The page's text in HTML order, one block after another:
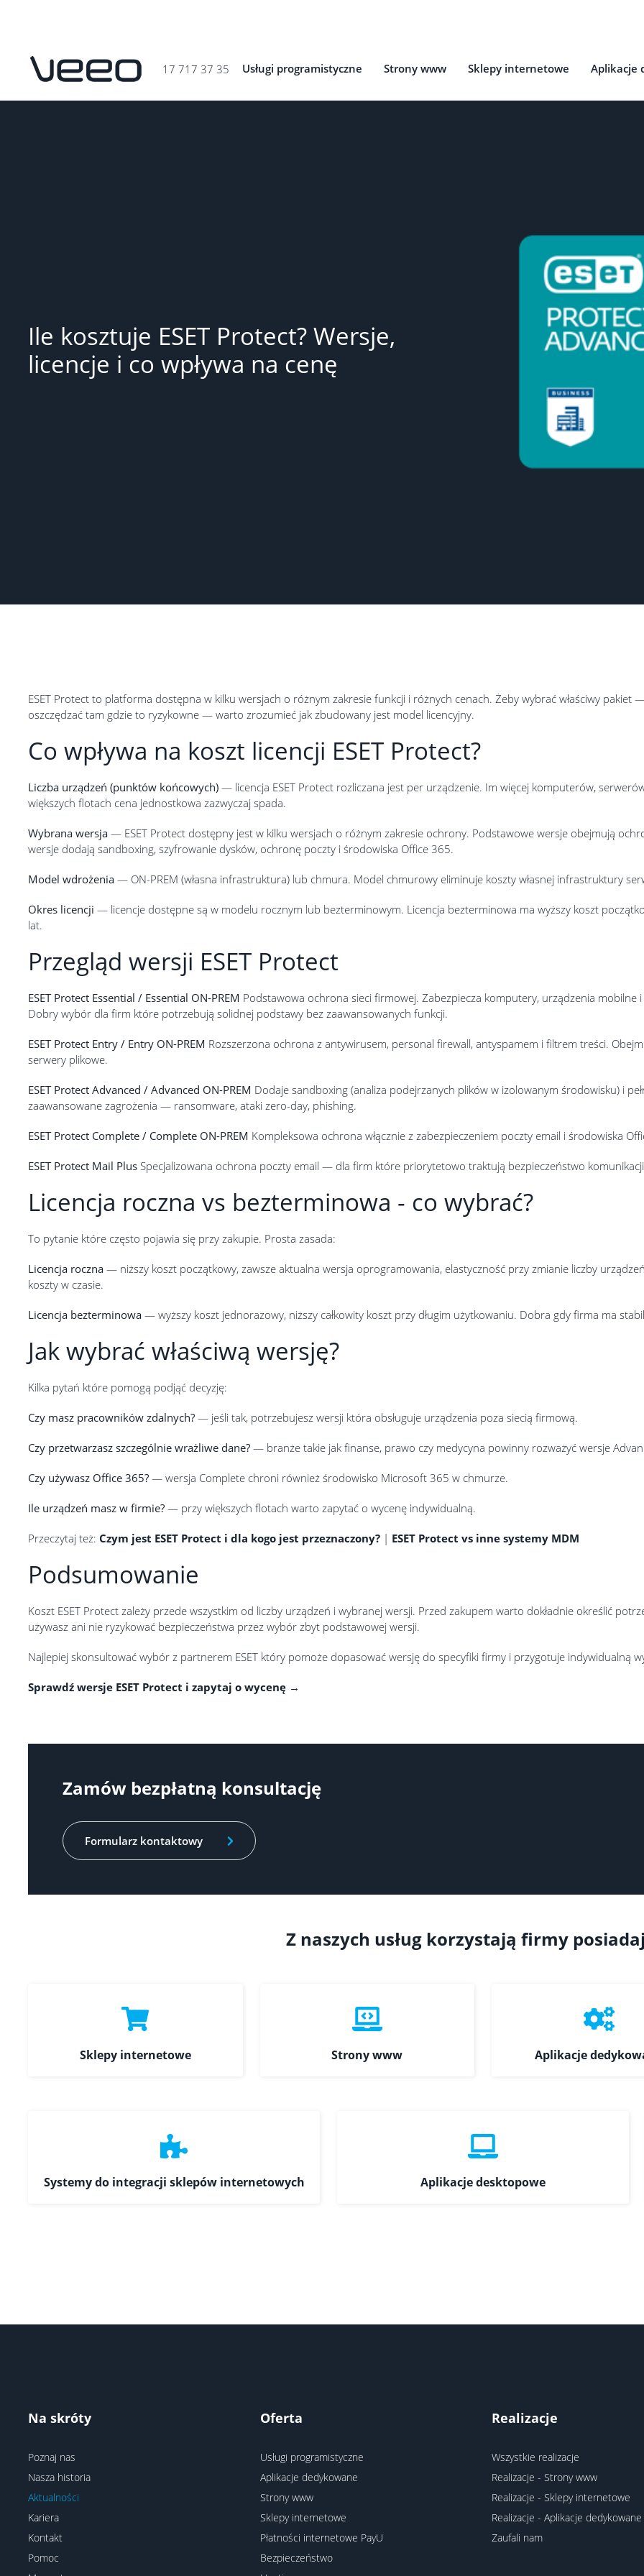
17 717 37 35 Usługi programistyczne Strony www Sklepy internetowe Aplikacje
Ile kosztuje ESET Protect? Wersje,
licencje i co wpływa na cenę
ESET Protect to platforma dostępna w kilku wersjach o różnym zakresie funkcji i różnych cenach. Żeby wybrać właściwy
oszczędzać tam gdzie to ryzykowne — warto zrozumieć jak zbudowany jest model licencyjny.
Co wpływa na koszt licencji ESET Protect?
Liczba urządzeń (punktów końcowych) — licencja ESET Protect rozliczana jest per urządzenie. Im więcej komputerów,
większych flotach cena jednostkowa zazwyczaj spada.
Wybrana wersja — ESET Protect dostępny jest w kilku wersjach o różnym zakresie ochrony. Podstawowe wersje obejmują
wersje dodają sandboxing, szyfrowanie dysków, ochronę poczty i środowiska Office 365.
Model wdrożenia — ON-PREM (własna infrastruktura) lub chmura. Model chmurowy eliminuje koszty własnej infrastruktury
Okres licencji — licencje dostępne są w modelu rocznym lub bezterminowym. Licencja bezterminowa ma wyższy koszt
lat.
Przegląd wersji ESET Protect
ESET Protect Essential / Essential ON-PREM Podstawowa ochrona sieci firmowej. Zabezpiecza komputery, urządzenia mobilne
Dobry wybór dla firm które potrzebują solidnej podstawy bez zaawansowanych funkcji.
ESET Protect Entry / Entry ON-PREM Rozszerzona ochrona z antywirusem, personal firewall, antyspamem i filtrem treści.
serwery plikowe.
ESET Protect Advanced / Advanced ON-PREM Dodaje sandboxing (analiza podejrzanych plików w izolowanym środowisku) i
zaawansowane zagrożenia — ransomware, ataki zero-day, phishing.
ESET Protect Complete / Complete ON-PREM Kompleksowa ochrona włącznie z zabezpieczeniem poczty email i środowiska
ESET Protect Mail Plus Specjalizowana ochrona poczty email — dla firm które priorytetowo traktują bezpieczeństwo
Licencja roczna vs bezterminowa - co wybrać?
To pytanie które często pojawia się przy zakupie. Prosta zasada:
Licencja roczna — niższy koszt początkowy, zawsze aktualna wersja oprogramowania, elastyczność przy zmianie liczby
koszty w czasie.
Licencja bezterminowa — wyższy koszt jednorazowy, niższy całkowity koszt przy długim użytkowaniu. Dobra gdy firma ma
Jak wybrać właściwą wersję?
Kilka pytań które pomogą podjąć decyzję:
Czy masz pracowników zdalnych? — jeśli tak, potrzebujesz wersji która obsługuje urządzenia poza siecią firmową.
Czy przetwarzasz szczególnie wrażliwe dane? — branże takie jak finanse, prawo czy medycyna powinny rozważyć wersje
Czy używasz Office 365? — wersja Complete chroni również środowisko Microsoft 365 w chmurze.
Ile urządzeń masz w firmie? — przy większych flotach warto zapytać o wycenę indywidualną.
Przeczytaj też: Czym jest ESET Protect i dla kogo jest przeznaczony? | ESET Protect vs inne systemy MDM
Podsumowanie
Koszt ESET Protect zależy przede wszystkim od liczby urządzeń i wybranej wersji. Przed zakupem warto dokładnie określić
używasz ani nie ryzykować bezpieczeństwa przez wybór zbyt podstawowej wersji.
Najlepiej skonsultować wybór z partnerem ESET który pomoże dopasować wersję do specyfiki firmy i przygotuje indywidualną
Sprawdź wersje ESET Protect i zapytaj o wycenę →
Zamów bezpłatną konsultację
Formularz kontaktowy
Z naszych usług korzystają firmy
Sklepy internetowe Strony www Aplikacje
Systemy do integracji sklepów internetowych Aplikacje desktopowe
Na skróty
Poznaj nas
Nasza historia
Aktualności
Kariera
Kontakt
Pomoc
Oferta
Usługi programistyczne
Aplikacje dedykowane
Strony www
Sklepy internetowe
Płatności internetowe PayU
Bezpieczeństwo
Realizacje
Wszystkie realizacje
Realizacje - Strony www
Realizacje - Sklepy internetowe
Realizacje - Aplikacje dedykowane
Zaufali nam